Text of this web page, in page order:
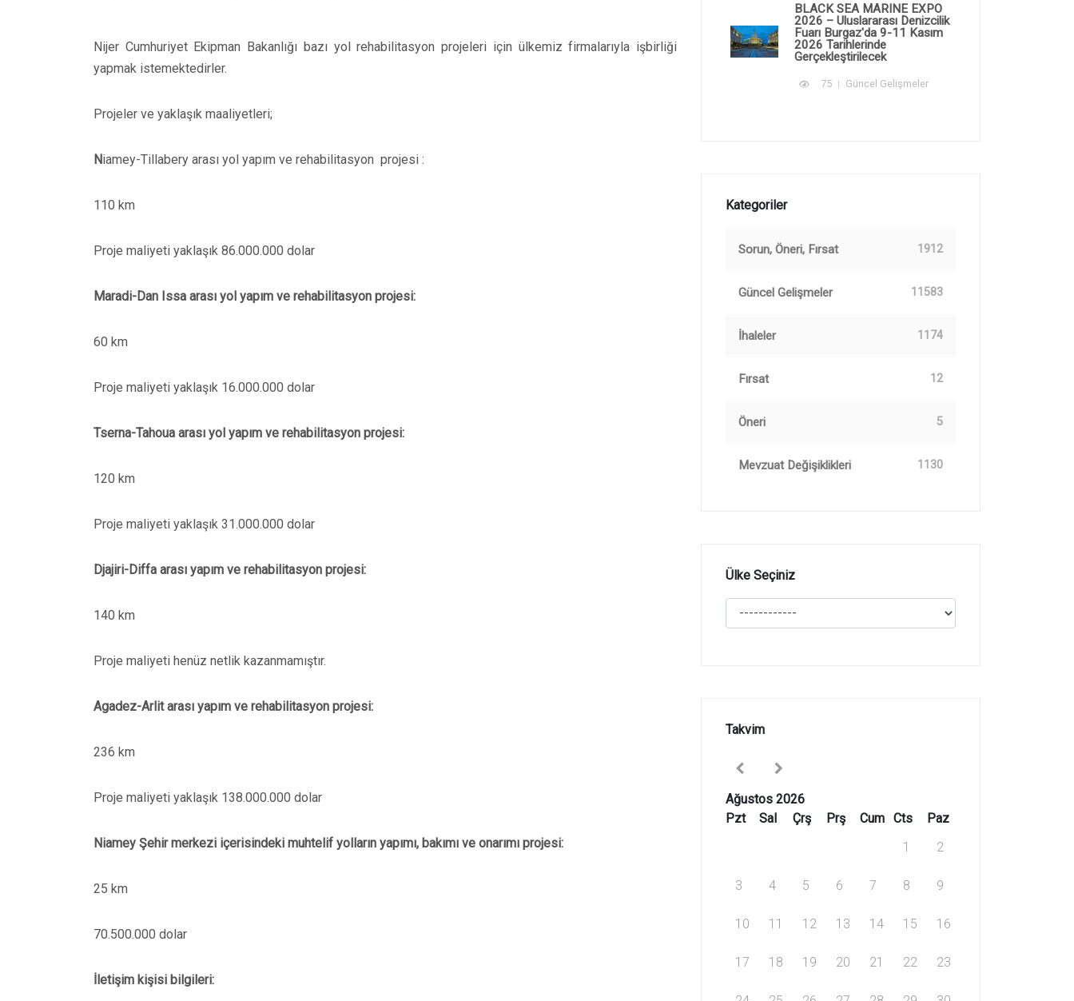
Nijer Cumhuriyet Ekipman Bakanlığı bazı yol rehabilitasyon projeleri için ülkemiz firmalarıyla işbirliği
yapmak istemektedirler.
Projeler ve yaklaşık maaliyetleri;
Niamey-Tillabery arası yol yapım ve rehabilitasyon projesi :
110 km
Proje maliyeti yaklaşık 86.000.000 dolar
Maradi-Dan Issa arası yol yapım ve rehabilitasyon projesi:
60 km
Proje maliyeti yaklaşık 16.000.000 dolar
Tserna-Tahoua arası yol yapım ve rehabilitasyon projesi:
120 km
Proje maliyeti yaklaşık 31.000.000 dolar
Djajiri-Diffa arası yapım ve rehabilitasyon projesi:
140 km
Proje maliyeti henüz netlik kazanmamıştır.
Agadez-Arlit arası yapım ve rehabilitasyon projesi:
236 km
Proje maliyeti yaklaşık 138.000.000 dolar
Niamey Şehir merkezi içerisindeki muhtelif yolların yapımı, bakımı ve onarımı projesi:
25 km
70.500.000 dolar
İletişim kişisi bilgileri:
BLACK SEA MARINE EXPO
2026 – Uluslararası Denizcilik
Fuarı Burgaz'da 9-11 Kasım
2026 Tarihlerinde
Gerçekleştirilecek
75 Güncel Gelişmeler
Kategoriler
Sorun, Öneri, Fırsat 1912
Güncel Gelişmeler 11583
İhaleler 1174
Fırsat 12
Öneri 5
Mevzuat Değişiklikleri 1130
Ülke Seçiniz
Takvim
Ağustos 2026
Pzt
Sal Çrş Prş Cum Cts
Paz
1
2
3 4 5 6 7 8 9
10 11 12 13 14 15 16
17 18 19 20 21 22 23